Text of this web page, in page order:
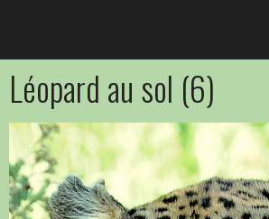
Léopard au sol (6)